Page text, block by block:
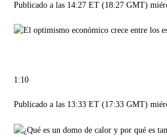
Publicado a las 14:27 ET (18:27 GMT)
1:10
Publicado a las 13:33 ET (17:33 GMT)